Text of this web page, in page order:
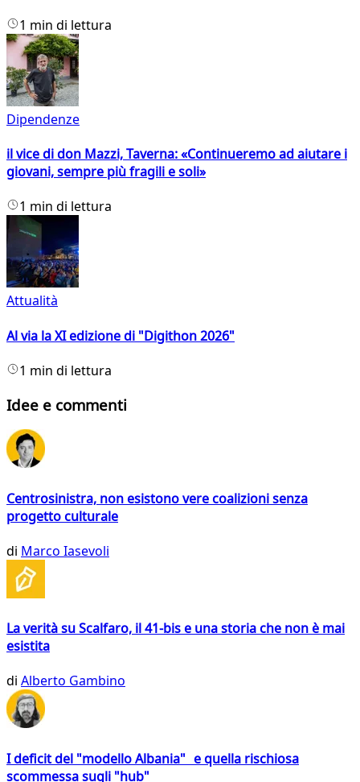
1 min di lettura
Dipendenze
il vice di don Mazzi, Taverna: «Continueremo ad aiutare i
giovani, sempre più fragili e soli»
1 min di lettura
Attualità
Al via la XI edizione di "Digithon 2026"
1 min di lettura
Idee e commenti
Centrosinistra, non esistono vere coalizioni senza
progetto culturale
di Marco Iasevoli
La verità su Scalfaro, il 41-bis e una storia che non è mai
esistita
di Alberto Gambino
I deficit del "modello Albania" e quella rischiosa
scommessa sugli "hub"